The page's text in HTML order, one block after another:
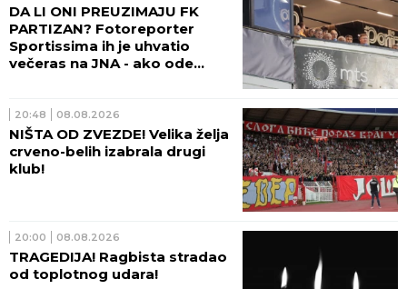
DA LI ONI PREUZIMAJU FK
PARTIZAN? Fotoreporter
Sportissima ih je uhvatio
večeras na JNA - ako ode
(FOTO)
20:48 08.08.2026
NIŠTA OD ZVEZDE! Velika želja
crveno-belih izabrala drugi
klub!
20:00 08.08.2026
TRAGEDIJA! Ragbista stradao
od toplotnog udara!